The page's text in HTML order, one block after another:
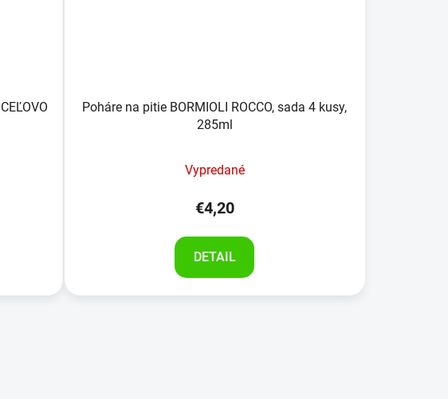
Poháre na pitie BORMIOLI ROCCO, sada 4 kusy,
285ml
Vypredané
€4,20
DETAIL